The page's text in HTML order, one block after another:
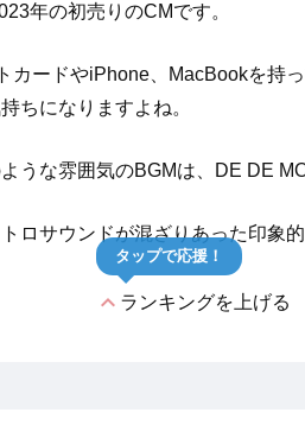
年の初売りのCMです。
カードやiPhone、MacBookを持
ちになりますよね。
うな雰囲気のBGMは、DE DE
ロサウンドが混ざりあった印象的
expand_lessランキングを上げる
タップで応援！